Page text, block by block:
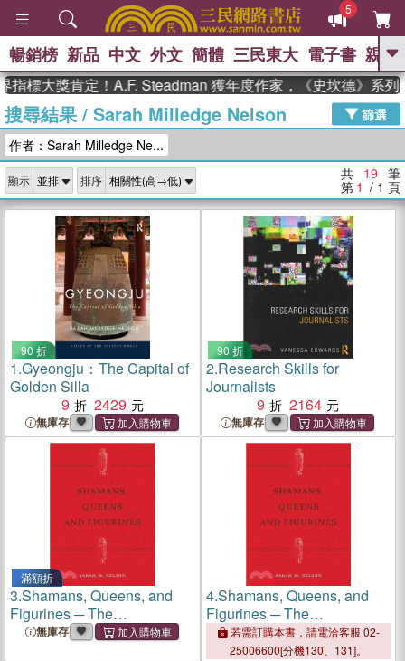
5
GO
熱搜： 東野圭吾 、 高希均教授回憶錄
、 The Odyssey 、 父親節 、 如果歷
獎 臺灣漫遊錄 、 方念華 、 台灣的李
登輝時代
數學女孩：黎曼猜想 、
偉大的迷走神經
暢銷榜 新品 中文 外文 簡體 三民東大 電子書 親子
大獎肯定！A.F. Steadman 獲年度作家，《史坎德》系列帶
搜尋結果/ Sarah Milledge Nelson
篩選
作者：Sarah Milledge Ne...
顯示 排序 共 19 筆
第 1 / 1 頁
90 折
1.Gyeongju：The Capital of
Golden Silla
9
2429
無庫存
90 折
2.Research Skills for
Journalists
9
2164
無庫存
滿額折
3.Shamans, Queens, and
Figurines ─ The
Development of Gender
無庫存
4.Shamans, Queens, and
Figurines ─ The
Development of Gender
Archaeology
若需訂購本書，請電洽客服 02-
25006600[分機130、131]。